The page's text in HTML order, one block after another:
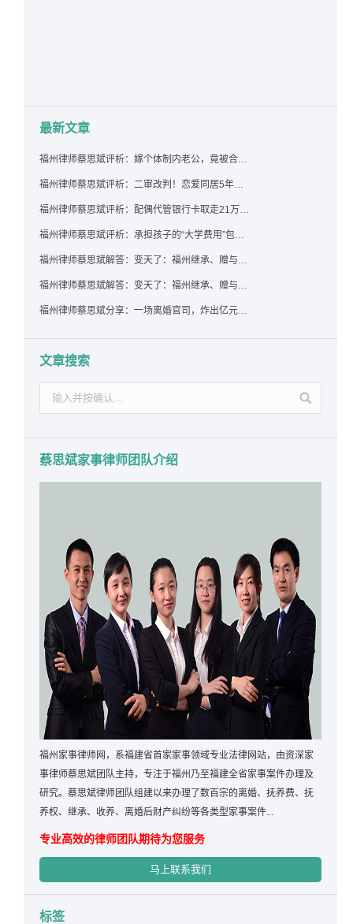
最新文章
福州律师蔡思斌评析：嫁个体制内老公，竟被合伙设局背上近百万债务，婚前不查征信真要命！
福州律师蔡思斌评析：二审改判！恋爱同居5年为女友买车，分手后能要回吗？
福州律师蔡思斌评析：配偶代管银行卡取走21万，离婚后这笔钱还要得回来吗？
福州律师蔡思斌评析：承担孩子的“大学费用”包括高额留学费用吗？
福州律师蔡思斌解答：变天了：福州继承、赠与房产转让要收20%个税？福州国税官方回复来了！
福州律师蔡思斌解答：变天了：福州继承、赠与房产转让要收20%个税？福州国税官方回答来了！
福州律师蔡思斌分享：一场离婚官司，炸出亿元“糊涂账”：本想分割家产，结果“自爆”了家底
文章搜索
蔡思斌家事律师团队介绍
福州家事律师网，系福建省首家家事领域专业法律网站，由资深家
事律师蔡思斌团队主持，专注于福州乃至福建全省家事案件办理及
研究。蔡思斌律师团队组建以来办理了数百宗的离婚、抚养费、抚
养权、继承、收养、离婚后财产纠纷等各类型家事案件...
专业高效的律师团队期待为您服务
马上联系我们
标签